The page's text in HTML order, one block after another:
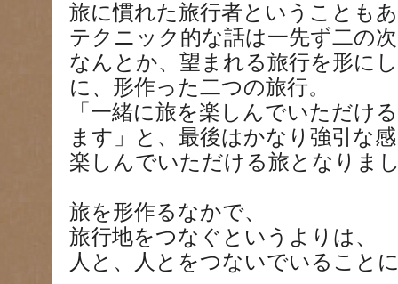
旅に慣れた旅行者ということも
テクニック的な話は一先ず二の
なんとか、望まれる旅行を形に
に、形作った二つの旅行。
「一緒に旅を楽しんでいただけ
ます」と、最後はかなり強引な
楽しんでいただける旅となりま
旅を形作るなかで、
旅行地をつなぐというよりは、
人と、人とをつないでいること